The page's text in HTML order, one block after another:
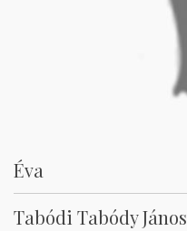
Éva
Tabódi Tabódy János